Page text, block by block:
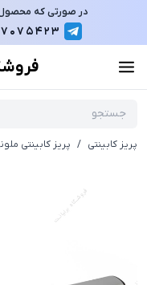
در صورتی که محصول
7075423
پریز کابینتی / پریز کابینتی